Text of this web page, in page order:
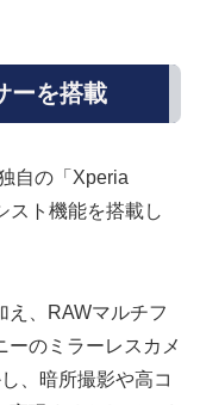
ーを搭載
自の「Xperia
スト機能を搭載し
え、RAWマルチフ
ーのミラーレスカメ
、暗所撮影や高コ